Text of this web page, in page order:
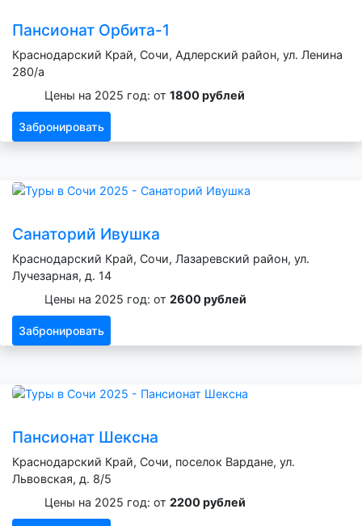
Пансионат Орбита-1
Краснодарский Край, Сочи, Адлерский район, ул. Ленина
280/а
Цены на 2025 год: от 1800 рублей
Забронировать
Санаторий Ивушка
Краснодарский Край, Сочи, Лазаревский район, ул.
Лучезарная, д. 14
Цены на 2025 год: от 2600 рублей
Забронировать
Пансионат Шексна
Краснодарский Край, Сочи, поселок Вардане, ул.
Львовская, д. 8/5
Цены на 2025 год: от 2200 рублей